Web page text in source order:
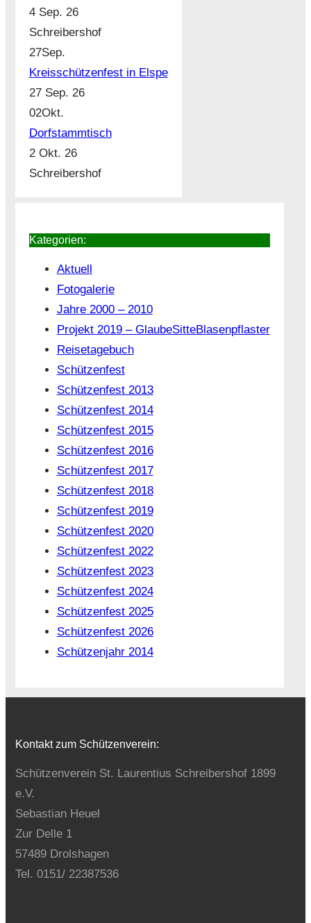
4 Sep. 26
Schreibershof
27Sep.
Kreisschützenfest in Elspe
27 Sep. 26
02Okt.
Dorfstammtisch
2 Okt. 26
Schreibershof
Kategorien:
Aktuell
Fotogalerie
Jahre 2000 – 2010
Projekt 2019 – GlaubeSitteBlasenpflaster
Reisetagebuch
Schützenfest
Schützenfest 2013
Schützenfest 2014
Schützenfest 2015
Schützenfest 2016
Schützenfest 2017
Schützenfest 2018
Schützenfest 2019
Schützenfest 2020
Schützenfest 2022
Schützenfest 2023
Schützenfest 2024
Schützenfest 2025
Schützenfest 2026
Schützenjahr 2014
Kontakt zum Schützenverein:
Schützenverein St. Laurentius Schreibershof 1899
e.V.
Sebastian Heuel
Zur Delle 1
57489 Drolshagen
Tel. 0151/ 22387536